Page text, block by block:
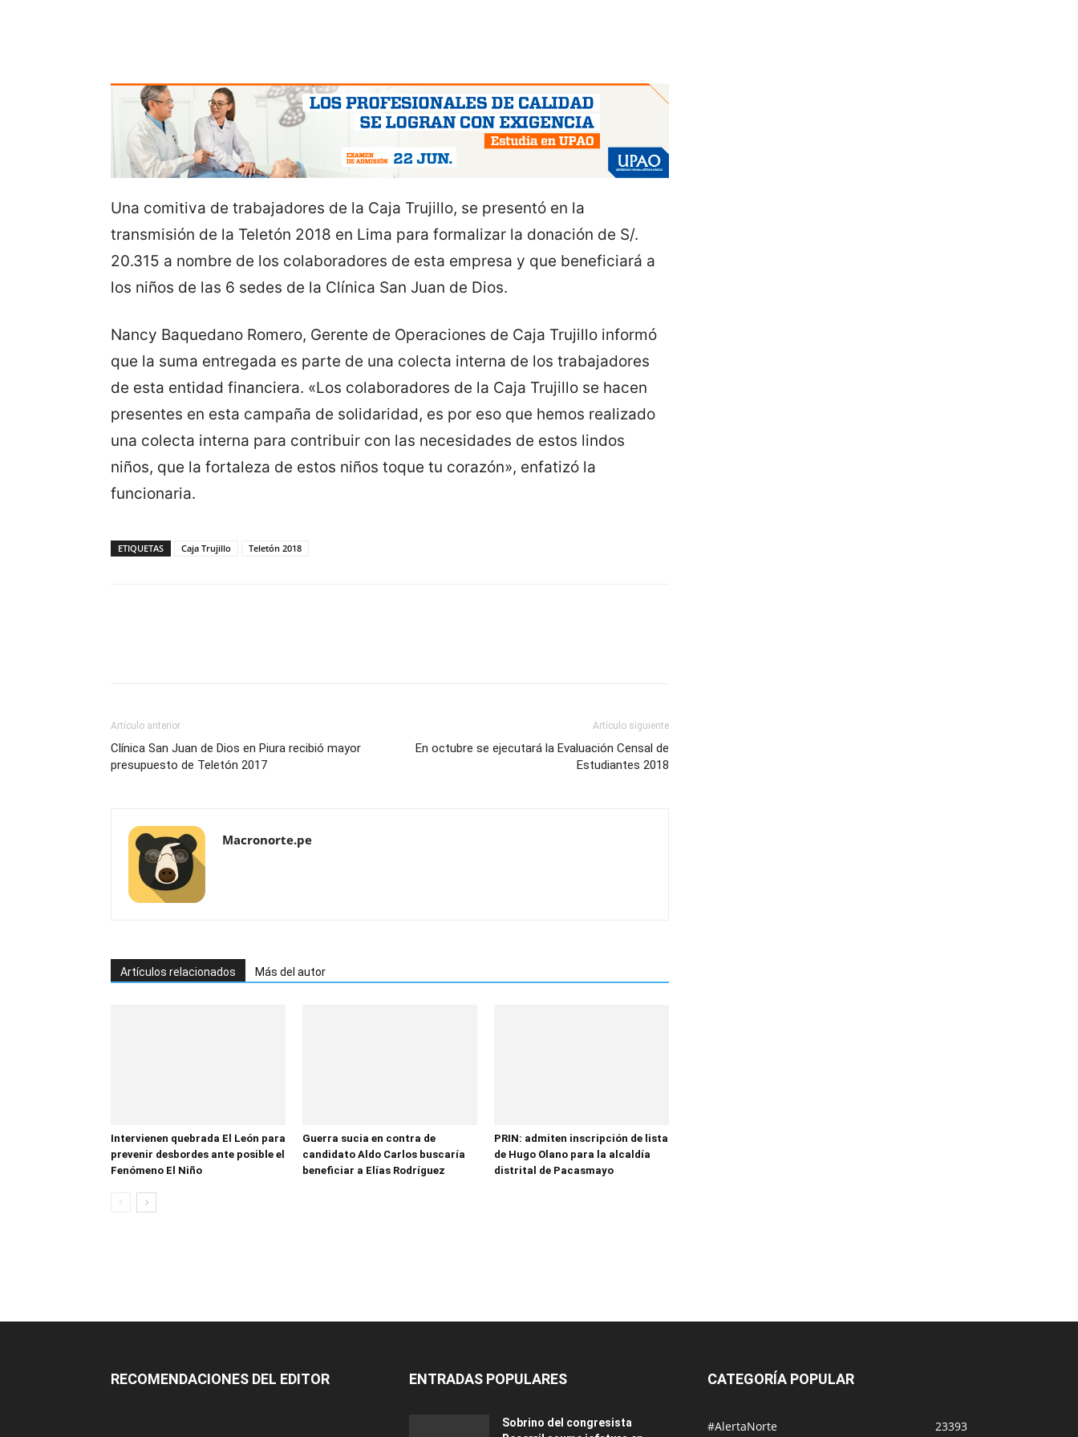
Una comitiva de trabajadores de la Caja Trujillo, se presentó en la
transmisión de la Teletón 2018 en Lima para formalizar la donación de S/.
20.315 a nombre de los colaboradores de esta empresa y que beneficiará a
los niños de las 6 sedes de la Clínica San Juan de Dios.
Nancy Baquedano Romero, Gerente de Operaciones de Caja Trujillo informó
que la suma entregada es parte de una colecta interna de los trabajadores
de esta entidad financiera. «Los colaboradores de la Caja Trujillo se hacen
presentes en esta campaña de solidaridad, es por eso que hemos realizado
una colecta interna para contribuir con las necesidades de estos lindos
niños, que la fortaleza de estos niños toque tu corazón», enfatizó la
funcionaria.
ETIQUETAS Caja Trujillo Teletón 2018
Artículo anterior
Clínica San Juan de Dios en Piura recibió mayor
presupuesto de Teletón 2017
Artículo siguiente
En octubre se ejecutará la Evaluación Censal de
Estudiantes 2018
Macronorte.pe
Artículos relacionados Más del autor
Intervienen quebrada El León para
prevenir desbordes ante posible el
Fenómeno El Niño
Guerra sucia en contra de
candidato Aldo Carlos buscaría
beneficiar a Elías Rodríguez
PRIN: admiten inscripción de lista
de Hugo Olano para la alcaldía
distrital de Pacasmayo
RECOMENDACIONES DEL EDITOR ENTRADAS POPULARES
Sobrino del congresista
CATEGORÍA POPULAR
#AlertaNorte 23393